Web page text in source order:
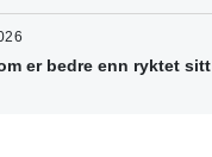
er bedre enn ryktet sitt